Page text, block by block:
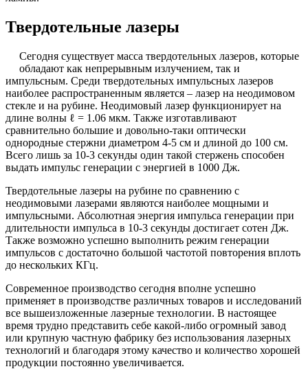
Твердотельные лазеры
Сегодня существует масса твердотельных лазеров, которые
обладают как непрерывным излучением, так и
импульсным. Среди твердотельных импульсных лазеров
наиболее распространенным является – лазер на неодимовом
стекле и на рубине. Неодимовый лазер функционирует на
длине волны ℓ = 1.06 мкм. Также изготавливают
сравнительно большие и довольно-таки оптически
однородные стержни диаметром 4-5 см и длиной до 100 см.
Всего лишь за 10-3 секунды один такой стержень способен
выдать импульс генерации с энергией в 1000 Дж.
Твердотельные лазеры на рубине по сравнению с
неодимовыми лазерами являются наиболее мощными и
импульсными. Абсолютная энергия импульса генерации при
длительности импульса в 10-3 секунды достигает сотен Дж.
Также возможно успешно выполнить режим генерации
импульсов с достаточно большой частотой повторения вплоть
до нескольких КГц.
Современное производство сегодня вполне успешно
применяет в производстве различных товаров и исследований
все вышеизложенные лазерные технологии. В настоящее
время трудно представить себе какой-либо огромный завод
или крупную частную фабрику без использования лазерных
технологий и благодаря этому качество и количество хорошей
продукции постоянно увеличивается.